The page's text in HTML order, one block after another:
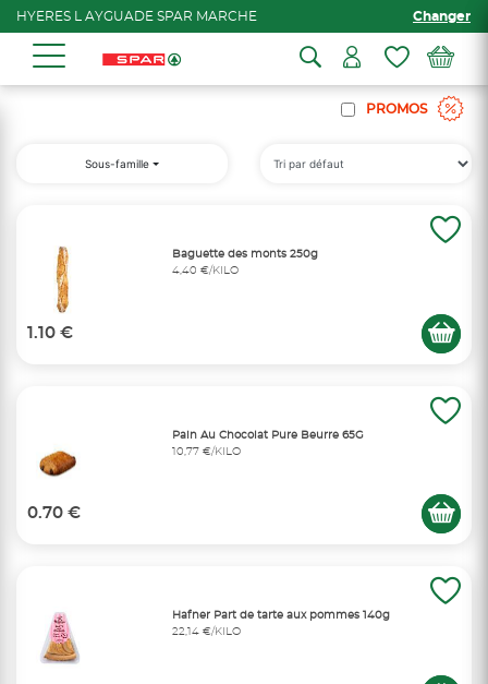
HYERES L AYGUADE SPAR MARCHE Changer
PROMOS
Sous-famille
Baguette des monts 250g
4,40 €/KILO
1.10 €
Pain Au Chocolat Pure Beurre 65G
10,77 €/KILO
0.70 €
Hafner Part de tarte aux pommes 140g
22,14 €/KILO